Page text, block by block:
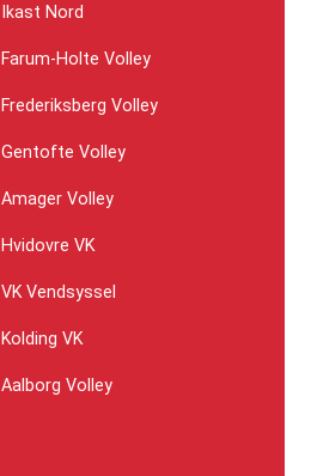
Ikast Nord
Farum-Holte Volley
Frederiksberg Volley
Gentofte Volley
Amager Volley
Hvidovre VK
VK Vendsyssel
Kolding VK
Aalborg Volley